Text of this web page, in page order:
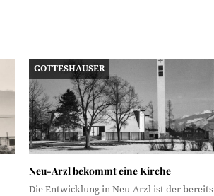
GOTTESHÄUSER
Neu-Arzl bekommt eine Kirche
Die Entwicklung in Neu-Arzl ist der bereits